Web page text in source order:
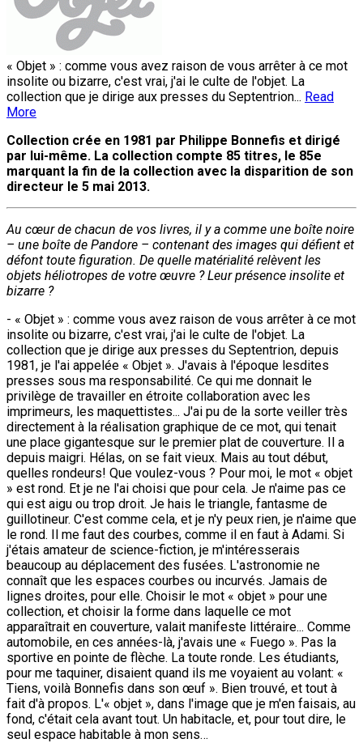
« Objet » : comme vous avez raison de vous arrêter à ce mot
insolite ou bizarre, c'est vrai, j'ai le culte de l'objet. La
collection que je dirige aux presses du Septentrion... Read
More
Collection crée en 1981 par Philippe Bonnefis et dirigé
par lui-même. La collection compte 85 titres, le 85e
marquant la fin de la collection avec la disparition de son
directeur le 5 mai 2013.
Au cœur de chacun de vos livres, il y a comme une boîte noire
– une boîte de Pandore – contenant des images qui défient et
défont toute figuration. De quelle matérialité relèvent les
objets héliotropes de votre œuvre ? Leur présence insolite et
bizarre ?
- « Objet » : comme vous avez raison de vous arrêter à ce mot
insolite ou bizarre, c'est vrai, j'ai le culte de l'objet. La
collection que je dirige aux presses du Septentrion, depuis
1981, je l'ai appelée « Objet ». J'avais à l'époque lesdites
presses sous ma responsabilité. Ce qui me donnait le
privilège de travailler en étroite collaboration avec les
imprimeurs, les maquettistes... J'ai pu de la sorte veiller très
directement à la réalisation graphique de ce mot, qui tenait
une place gigantesque sur le premier plat de couverture. Il a
depuis maigri. Hélas, on se fait vieux. Mais au tout début,
quelles rondeurs! Que voulez-vous ? Pour moi, le mot « objet
» est rond. Et je ne l'ai choisi que pour cela. Je n'aime pas ce
qui est aigu ou trop droit. Je hais le triangle, fantasme de
guillotineur. C'est comme cela, et je n'y peux rien, je n'aime que
le rond. Il me faut des courbes, comme il en faut à Adami. Si
j'étais amateur de science-fiction, je m'intéresserais
beaucoup au déplacement des fusées. L'astronomie ne
connaît que les espaces courbes ou incurvés. Jamais de
lignes droites, pour elle. Choisir le mot « objet » pour une
collection, et choisir la forme dans laquelle ce mot
apparaîtrait en couverture, valait manifeste littéraire... Comme
automobile, en ces années-là, j'avais une « Fuego ». Pas la
sportive en pointe de flèche. La toute ronde. Les étudiants,
pour me taquiner, disaient quand ils me voyaient au volant: «
Tiens, voilà Bonnefis dans son œuf ». Bien trouvé, et tout à
fait d'à propos. L'« objet », dans l'image que je m'en faisais, au
fond, c'était cela avant tout. Un habitacle, et, pour tout dire, le
seul espace habitable à mon sens…